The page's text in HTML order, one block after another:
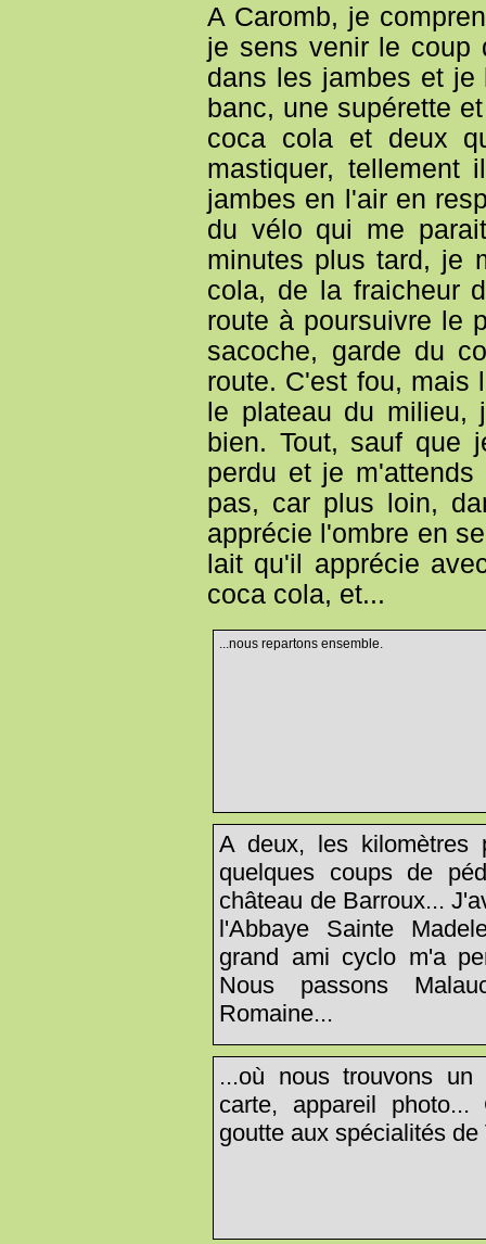
A Caromb, je
je sens venir le coup
dans les jambes et
banc, une supérette
coca cola et deux
mastiquer, tellement
jambes en l'air en
du vélo qui me
minutes plus tard, je
cola, de la fraicheur
route à poursuivre le
sacoche, garde du
route. C'est fou, mais
le plateau du milieu,
bien. Tout, sauf que
perdu et je
pas, car plus loin,
apprécie l'ombre en
lait qu'il apprécie
coca cola, et...
...nous repartons ensemble.
A deux, les kilomètres
quelques coups de
château de Barroux...
l'Abbaye Sainte
grand ami cyclo m'a
Nous passons
Romaine...
...où nous trouvons
carte, appareil
goutte aux spécialités